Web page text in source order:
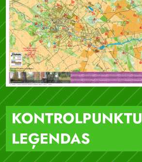
KONTROLPUNKTU
LEĢENDAS